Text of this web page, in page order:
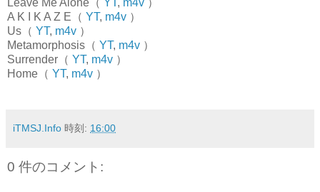
A K I K A Z E（ YT, m4v ）
Us（ YT, m4v ）
Metamorphosis（ YT, m4v ）
Surrender（ YT, m4v ）
Home（ YT, m4v ）
iTMSJ.Info 時刻: 16:00
0 件のコメント: